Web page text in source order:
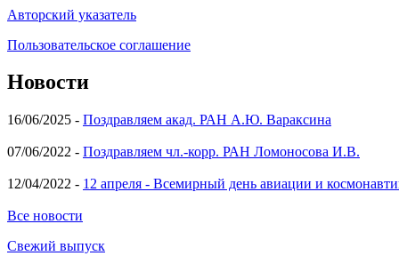
Авторский указатель
Пользовательское соглашение
Новости
16/06/2025 - Поздравляем акад. РАН А.Ю. Вараксина
07/06/2022 - Поздравляем чл.-корр. РАН Ломоносова И.В.
12/04/2022 - 12 апреля - Всемирный день авиации и
Все новости
Свежий выпуск